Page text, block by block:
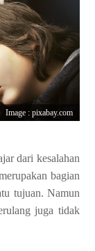
Image : pixabay.com
dari kesalahan
bagian
tujuan. Namun
juga tidak